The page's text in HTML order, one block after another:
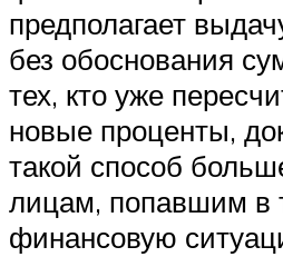
предполагает
без обоснования
тех, кто уже
новые проценты,
такой способ
лицам, попавшим в
финансовую